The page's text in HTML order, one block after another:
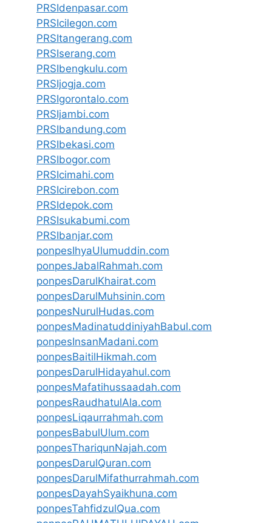
PRSIdenpasar.com
PRSIcilegon.com
PRSItangerang.com
PRSIserang.com
PRSIbengkulu.com
PRSIjogja.com
PRSIgorontalo.com
PRSIjambi.com
PRSIbandung.com
PRSIbekasi.com
PRSIbogor.com
PRSIcimahi.com
PRSIcirebon.com
PRSIdepok.com
PRSIsukabumi.com
PRSIbanjar.com
ponpesIhyaUlumuddin.com
ponpesJabalRahmah.com
ponpesDarulKhairat.com
ponpesDarulMuhsinin.com
ponpesNurulHudas.com
ponpesMadinatuddiniyahBabul.com
ponpesInsanMadani.com
ponpesBaitilHikmah.com
ponpesDarulHidayahul.com
ponpesMafatihussaadah.com
ponpesRaudhatulAla.com
ponpesLiqaurrahmah.com
ponpesBabulUlum.com
ponpesThariqunNajah.com
ponpesDarulQuran.com
ponpesDarulMifathurrahmah.com
ponpesDayahSyaikhuna.com
ponpesTahfidzulQua.com